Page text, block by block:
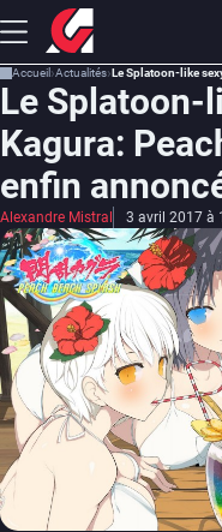
Accueil Actualités
Le Splatoon-
Kagura:
enfin
Alexandre Mistral 3 avril 2017 à